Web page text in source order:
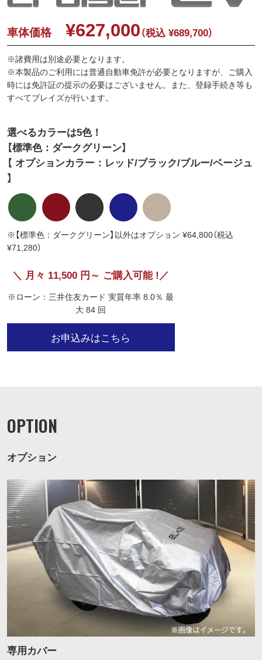
車体価格 ¥627,000 （税込 ¥689,700）
※諸費用は別途必要となります。
※本製品のご利用には普通自動車免許が必要となりますが、ご購入
時には免許証の提示の必要はございません。また、登録手続き等も
すべてブレイズが行います。
選べるカラーは5色！
【標準色：ダークグリーン】
【 オプションカラー：レッド/ブラック/ブルー/ベージュ
】
※【標準色：ダークグリーン】以外はオプション ¥64,800（税込
¥71,280）
＼ 月々 11,500 円～ ご購入可能 !／
※ローン：三井住友カード 実質年率 8.0％ 最
大 84 回
お申込みはこちら
OPTION
オプション
専用カバー